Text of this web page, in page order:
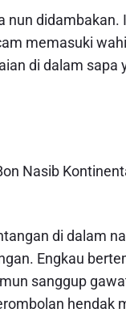
nun didambakan.
memasuki
di dalam sapa
Nasib
di dalam
Engkau
sanggup
hendak